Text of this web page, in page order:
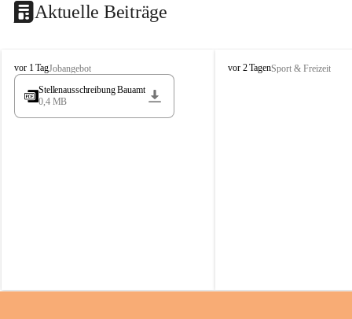
Aktuelle Beiträge
S
t
s
vor 1 TagJobangebot
Stellenausschreibung Bauamt
0,4 MB
S
vor 2 TagenSport & Freizeit